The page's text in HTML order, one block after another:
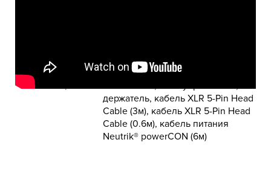
Размер
562 × 457 × 172 см
Комплектация
держатель, кабель XLR 5-Pin Head
Cable (3м), кабель XLR 5-Pin Head
Cable (0.6м), кабель питания
Neutrik® powerCON (6м)